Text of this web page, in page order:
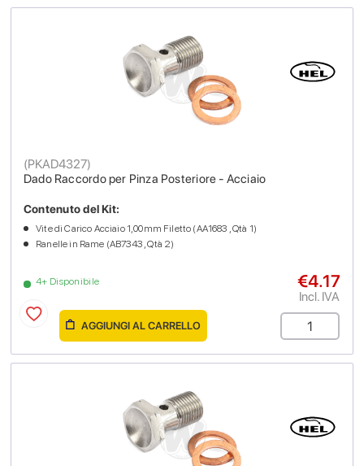
Dado Raccordo per Pinza Posteriore - Acciaio
(PKAD4327)
4+ Disponibile
Contenuto del Kit:
Vite di Carico Acciaio 1,00mm Filetto (AA1683 , Qtà 1)
Ranelle in Rame (AB7343 , Qtà 2)
€4.17
Incl. IVA
AGGIUNGI AL CARRELLO